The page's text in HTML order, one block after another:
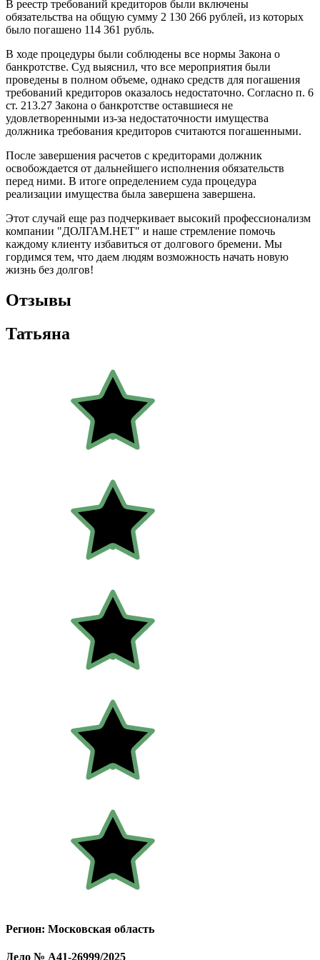
В реестр требований кредиторов были включены
обязательства на общую сумму 2 130 266 рублей, из которых
было погашено 114 361 рубль.
В ходе процедуры были соблюдены все нормы Закона о
банкротстве. Суд выяснил, что все мероприятия были
проведены в полном объеме, однако средств для погашения
требований кредиторов оказалось недостаточно. Согласно п. 6
ст. 213.27 Закона о банкротстве оставшиеся не
удовлетворенными из-за недостаточности имущества
должника требования кредиторов считаются погашенными.
После завершения расчетов с кредиторами должник
освобождается от дальнейшего исполнения обязательств
перед ними. В итоге определением суда процедура
реализации имущества была завершена завершена.
Этот случай еще раз подчеркивает высокий профессионализм
компании "ДОЛГАМ.НЕТ" и наше стремление помочь
каждому клиенту избавиться от долгового бремени. Мы
гордимся тем, что даем людям возможность начать новую
жизнь без долгов!
Отзывы
Татьяна
Регион: Московская область
Дело № А41-26999/2025